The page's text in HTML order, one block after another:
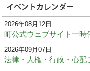
2026年08月12日
町公式ウェブサイト一時
2026年09月07日
法律・人権・行政・心配